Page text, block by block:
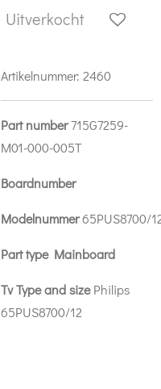
Uitverkocht
Artikelnummer: 2460
Part number715G7259-
M01-000-005T
Boardnumber
Modelnummer65PUS8700/
Part type Mainboard
Tv Type and sizePhilips
65PUS8700/12